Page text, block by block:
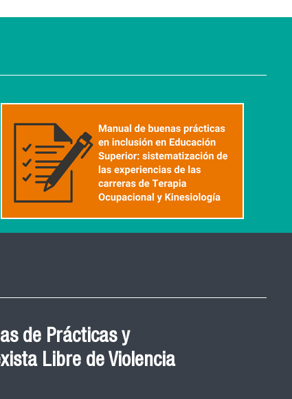
a la III Jornada de
Artificial 2025